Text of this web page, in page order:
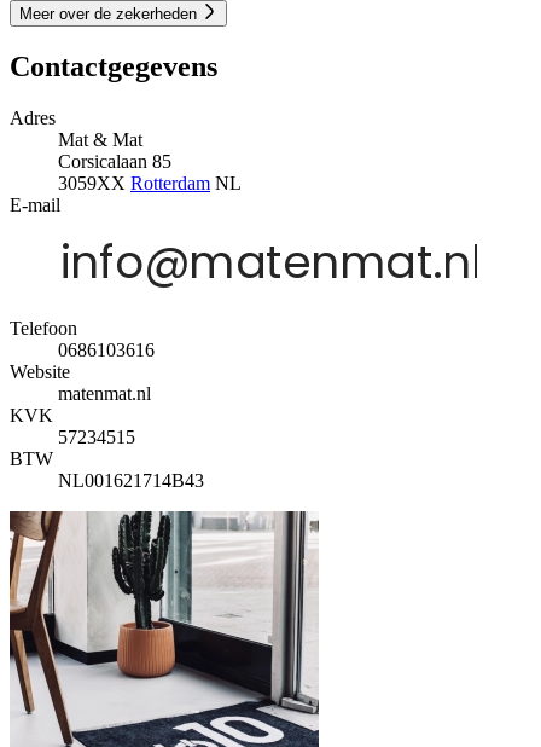
Meer over de zekerheden
Contactgegevens
Adres
Mat & Mat
Corsicalaan 85
3059XX Rotterdam NL
E-mail
Telefoon
0686103616
Website
matenmat.nl
KVK
57234515
BTW
NL001621714B43